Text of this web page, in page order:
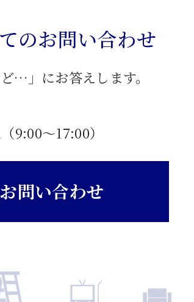
木
ベ
個
のお問い合わせ
…」にお答えします。
（9:00〜17:00）
問い合わせ